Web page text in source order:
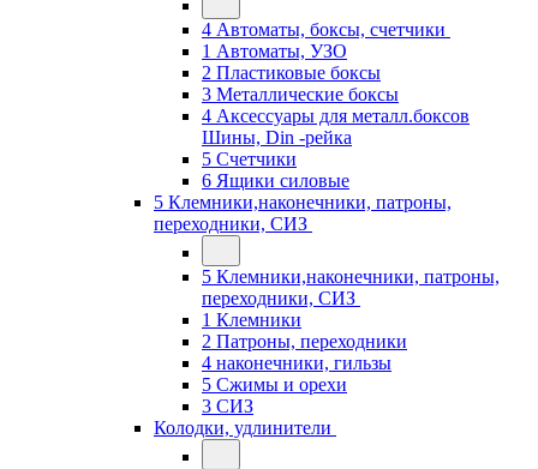
4 Автоматы, боксы, счетчики
1 Автоматы, УЗО
2 Пластиковые боксы
3 Металлические боксы
4 Аксессуары для металл.боксов
Шины, Din -рейка
5 Счетчики
6 Ящики силовые
5 Клемники,наконечники, патроны,
переходники, СИЗ
5 Клемники,наконечники, патроны,
переходники, СИЗ
1 Клемники
2 Патроны, переходники
4 наконечники, гильзы
5 Сжимы и орехи
3 СИЗ
Колодки, удлинители